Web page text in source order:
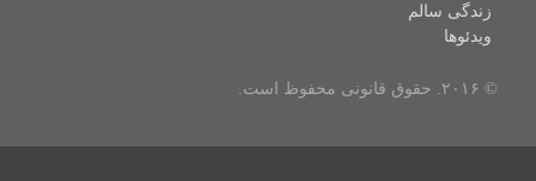
زندگی سالم
ویدئوها
© ۲۰۱۶. حقوق قانونی محفوظ است.